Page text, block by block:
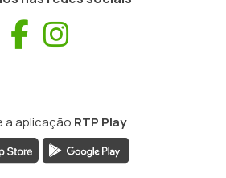
Facebook
a aplicação RTP Play